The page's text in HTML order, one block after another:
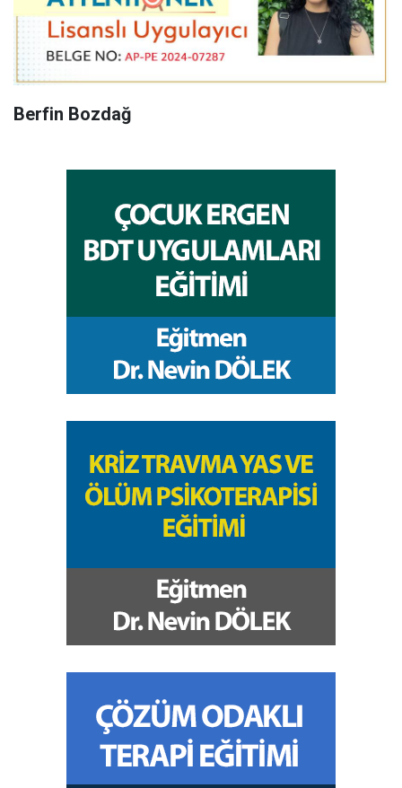
Berfin Bozdağ